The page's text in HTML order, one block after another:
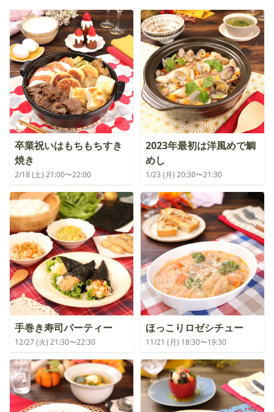
卒業祝いはもちもちすき
焼き
2/18 (土) 21:00〜22:00
2023年最初は洋風めで鯛
めし
1/23 (月) 20:30〜21:30
手巻き寿司パーティー
12/27 (火) 21:30〜22:30
ほっこりロゼシチュー
11/21 (月) 18:30〜19:30